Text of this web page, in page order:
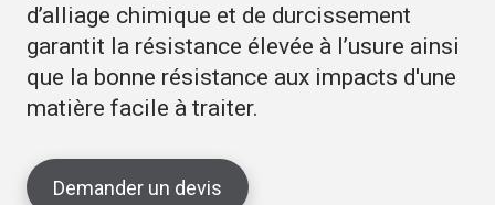
d’alliage chimique et de durcissement
garantit la résistance élevée à l’usure ainsi
que la bonne résistance aux impacts d'une
matière facile à traiter.
Demander un devis